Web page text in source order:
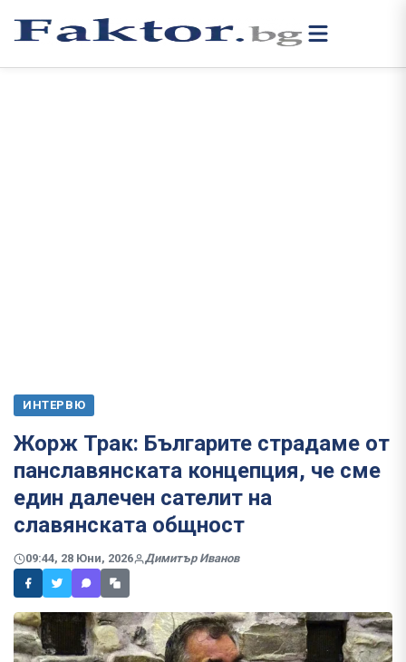
ИНТЕРВЮ
Жорж Трак: Българите страдаме от
панславянската концепция, че сме
един далечен сателит на
славянската общност
09:44, 28 Юни, 2026 Димитър Иванов